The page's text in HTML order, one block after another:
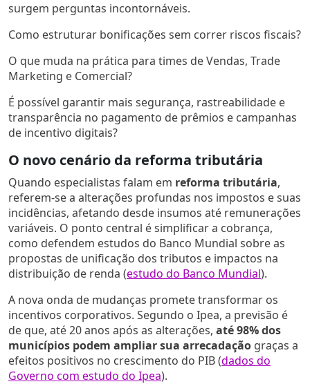
surgem perguntas incontornáveis.
Como estruturar bonificações sem correr riscos fiscais?
O que muda na prática para times de Vendas, Trade
Marketing e Comercial?
É possível garantir mais segurança, rastreabilidade e
transparência no pagamento de prêmios e campanhas
de incentivo digitais?
O novo cenário da reforma tributária
Quando especialistas falam em reforma tributária,
referem-se a alterações profundas nos impostos e suas
incidências, afetando desde insumos até remunerações
variáveis. O ponto central é simplificar a cobrança,
como defendem estudos do Banco Mundial sobre as
propostas de unificação dos tributos e impactos na
distribuição de renda (estudo do Banco Mundial).
A nova onda de mudanças promete transformar os
incentivos corporativos. Segundo o Ipea, a previsão é
de que, até 20 anos após as alterações, até 98% dos
municípios podem ampliar sua arrecadação graças a
efeitos positivos no crescimento do PIB (dados do
Governo com estudo do Ipea).